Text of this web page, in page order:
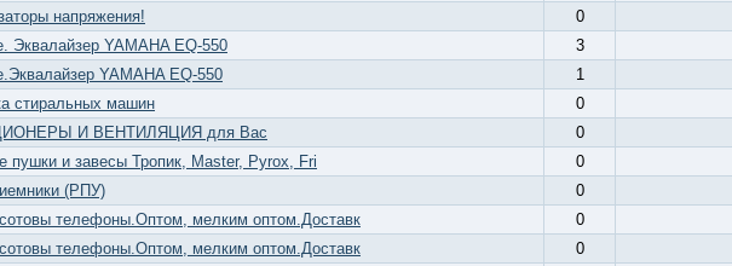
напряжения! 0
Эквалайзер YAMAHA EQ-550 3
YAMAHA EQ-550 1
стиральных машин 0
И ВЕНТИЛЯЦИЯ для Вас 0
пушки и завесы Тропик, Master, Pyrox, Fri 0
(РПУ) 0
телефоны.Оптом, мелким оптом.Доставк 0
телефоны.Оптом, мелким оптом.Доставк 0